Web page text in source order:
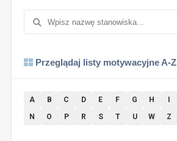
Przeglądaj listy motywacyjne A-Z
A B C D E F G H
N
O P R S T U W Z